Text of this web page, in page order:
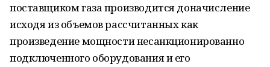
поставщиком газа производится доначисление
исходя из объемов рассчитанных как
произведение мощности несанкционированно
подключенного оборудования и его